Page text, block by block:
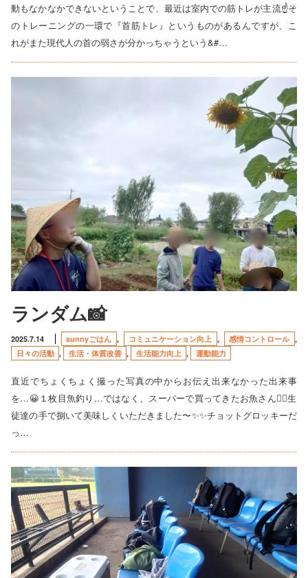
動もなかなかできないということで、最近は室内での筋トレが主流☝️そ
のトレーニングの一環で『首筋トレ』というものがあるんですが、こ
れがまた現代人の首の弱さが分かっちゃうという&#…
ランダム📸
2025.7.14 sunnyごはん , コミュニケーション向上 , 感情コントロール ,
日々の活動 , 生活・体質改善 , 生活能力向上 , 運動能力
直近でちょくちょく撮った写真の中からお伝え出来なかった出来事
を…😀１枚目魚釣り…ではなく、スーパーで買ってきたお魚さん😵‍💫生
徒達の手で捌いて美味しくいただきました〜✨✨チョットグロッキーだ
っ…